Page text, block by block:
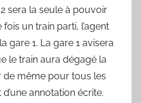
sera la seule à pouvoir
un train parti, l’agent
gare 1. La gare 1 avisera
le train aura dégagé la
même pour tous les
annotation écrite.